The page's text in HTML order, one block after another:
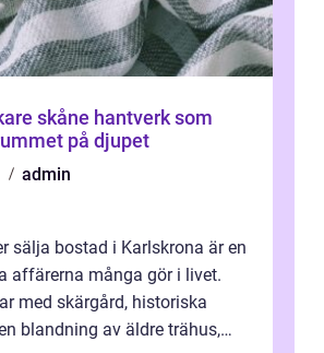
hantverk som
på djupet
admin
sälja bostad i Karlskrona är en
affärerna många gör i livet.
med skärgård, historiska
blandning av äldre trähus,